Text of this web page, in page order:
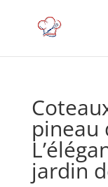
pineau
jardin